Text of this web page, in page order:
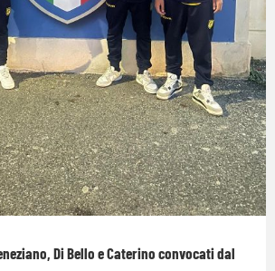
Di Bello e Caterino convocati dal